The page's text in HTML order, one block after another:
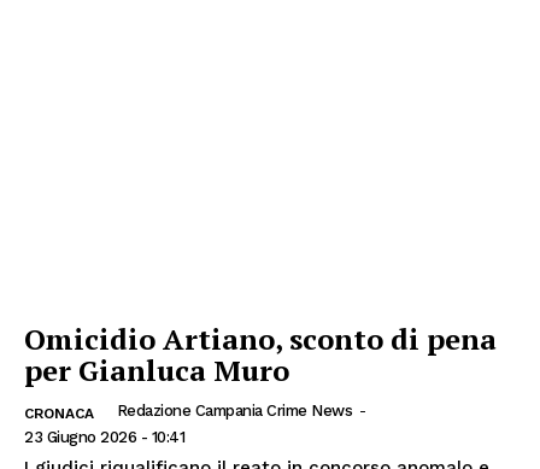
Omicidio Artiano, sconto di pena
per Gianluca Muro
CRONACA Redazione Campania Crime News -
23 Giugno 2026 - 10:41